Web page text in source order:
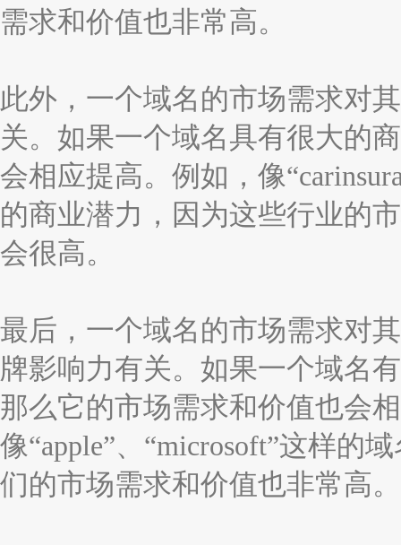
需求和价值也非常高。
此外，一个域名的市场需求对
关。如果一个域名具有很大的
会相应提高。例如，像
的商业潜力，因为这些行业的
会很高。
最后，一个域名的市场需求对
牌影响力有关。如果一个域名
那么它的市场需求和价值也会
像“apple”、“microsoft”这样的
们的市场需求和价值也非常高。